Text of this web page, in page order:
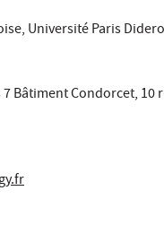
Université Paris
Bâtiment Condorcet, 10